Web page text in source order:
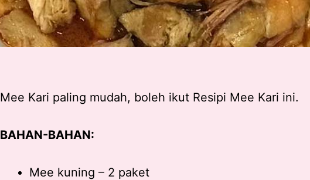
Mee Kari paling mudah, boleh ikut Resipi Mee Kari ini.
BAHAN-BAHAN:
Mee kuning – 2 paket